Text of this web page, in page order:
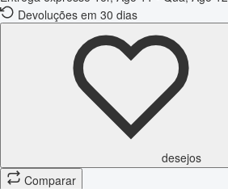
Devoluções em 30 dias
desejos
Comparar